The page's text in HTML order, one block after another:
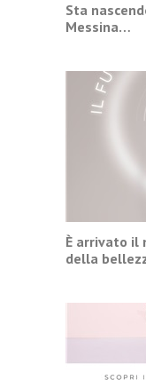
Sta
Messina…
È arrivato il
della